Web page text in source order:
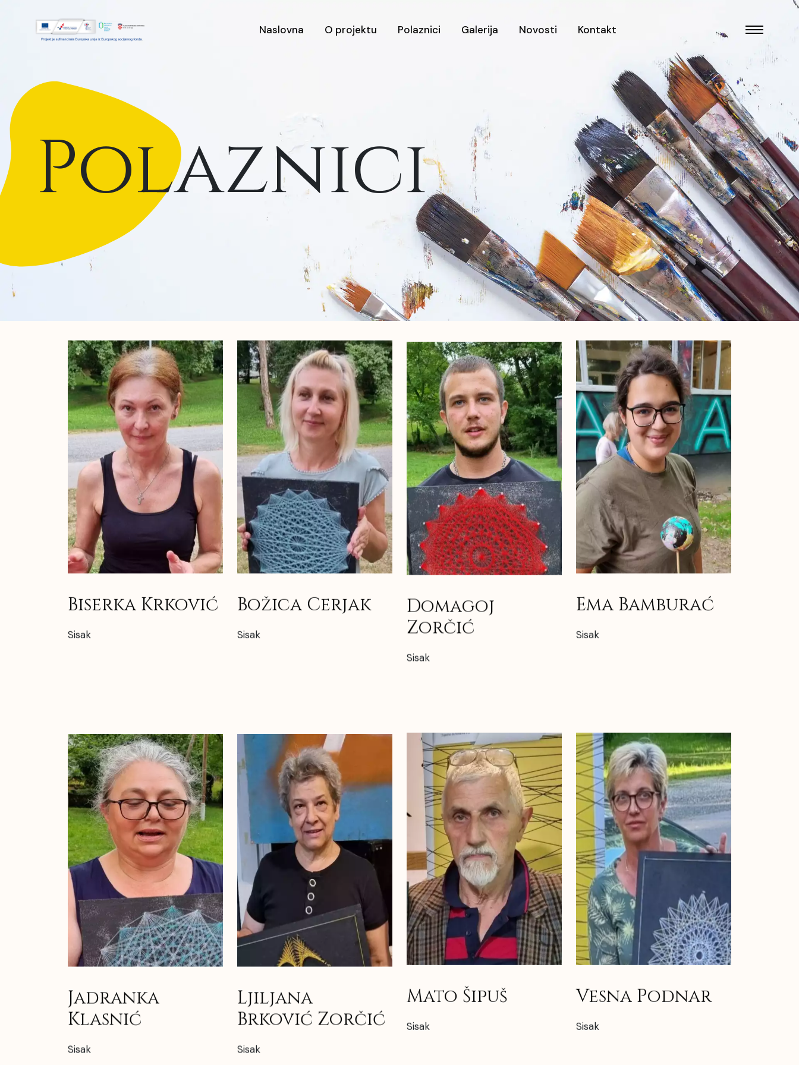
Naslovna O projektu Polaznici Galerija Novosti Kontakt
Polaznici
Biserka Krković
Sisak
Božica Cerjak
Sisak
Domagoj
Zorčić
Sisak
Ema Bamburać
Sisak
Jadranka
Klasnić
Sisak
Ljiljana
Brković Zorčić
Sisak
Mato Šipuš
Sisak
Vesna Podnar
Sisak